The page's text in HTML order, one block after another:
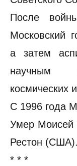
После
Московский
а затем
научным
космических
С 1996 года
Умер Моисей
Рестон (США).
* * *